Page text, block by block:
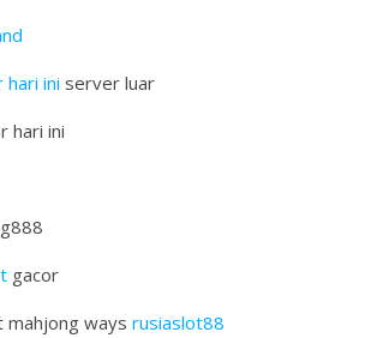
hari ini server luar
hari ini
gacor
ways rusiaslot88